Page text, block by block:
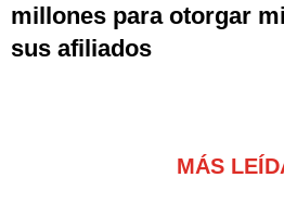
millones para otorgar
sus afiliados
MÁS